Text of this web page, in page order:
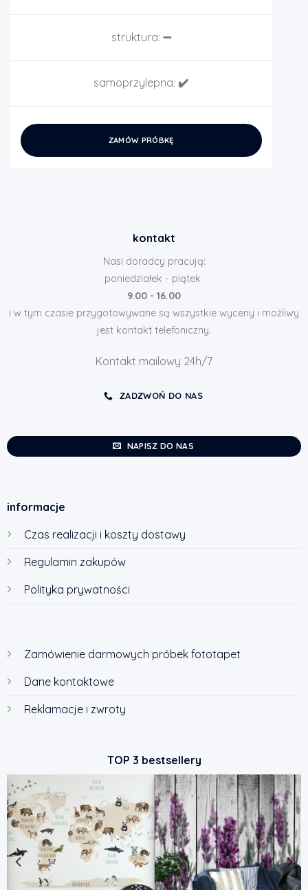
struktura: ➖
samoprzylepna: ✔️
ZAMÓW PRÓBKĘ
kontakt
Nasi doradcy pracują:
poniedziałek - piątek
9.00 - 16.00
i w tym czasie przygotowywane są wszystkie wyceny i możliwy
jest kontakt telefoniczny.
Kontakt mailowy 24h/7
ZADZWOŃ DO NAS
NAPISZ DO NAS
informacje
Czas realizacji i koszty dostawy
Regulamin zakupów
Polityka prywatności
Zamówienie darmowych próbek fototapet
Dane kontaktowe
Reklamacje i zwroty
TOP 3 bestsellery